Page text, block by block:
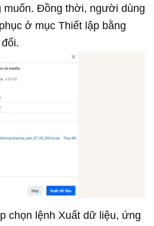
muốn. Đồng thời, người dùng
ở mục Thiết lập bằng
chọn lệnh Xuất dữ liệu, ứng